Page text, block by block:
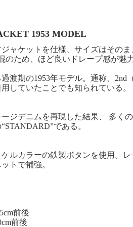
1953 MODEL
ャケットを仕様、サイズはその
ため、ほど良いドレープ感が魅力
渡期の1953年モデル。通称、2nd
していたことでも知られている。
ジデニムを再現した結果、 多く
である。
ルカラーの鉄製ボタンを使用。レ
トで補強。
前後
前後